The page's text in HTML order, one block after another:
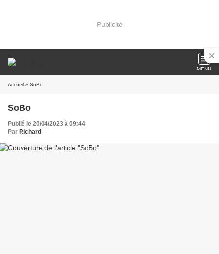
Publicité
MENU
Accueil » SoBo
SoBo
Publié le 20/04/2023 à 09:44
Par Richard